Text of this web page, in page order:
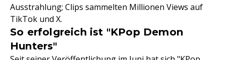
Ausstrahlung; Clips sammelten Millionen Views auf
TikTok und X.
So erfolgreich ist "KPop Demon
Hunters"